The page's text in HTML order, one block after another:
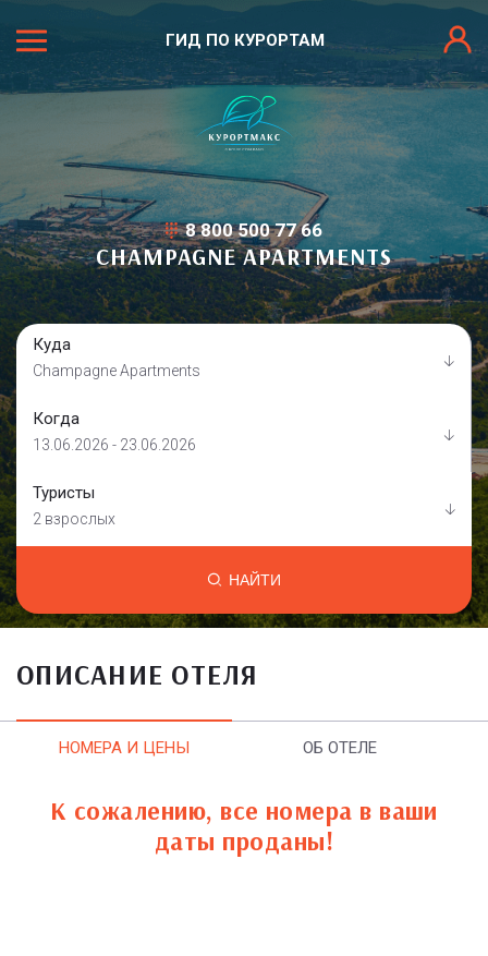
ГИД ПО КУРОРТАМ
8 800 500 77 66
CHAMPAGNE APARTMENTS
Куда
Champagne Apartments
Когда
13.06.2026 - 23.06.2026
Туристы
2 взрослых
НАЙТИ
ОПИСАНИЕ ОТЕЛЯ
НОМЕРА И ЦЕНЫ ОБ ОТЕЛЕ
К сожалению, все номера в ваши
даты проданы!